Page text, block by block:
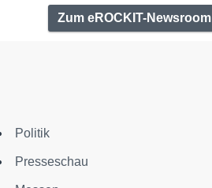
Zum eROCKIT-Newsroom
Politik
Presseschau